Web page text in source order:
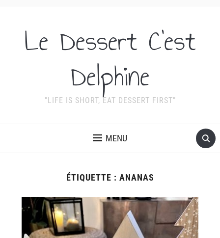
Le Dessert C'est
Delphine
"LIFE IS SHORT, EAT DESSERT FIRST"
MENU
ÉTIQUETTE : ANANAS